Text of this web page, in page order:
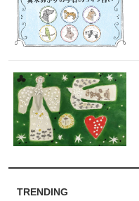
TRENDING